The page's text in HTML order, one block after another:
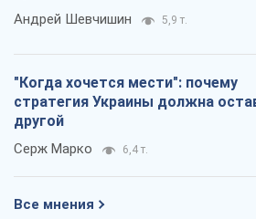
Андрей Шевчишин 5,9 т.
"Когда хочется мести": почему
стратегия Украины должна
другой
Серж Марко 6,4 т.
Все мнения